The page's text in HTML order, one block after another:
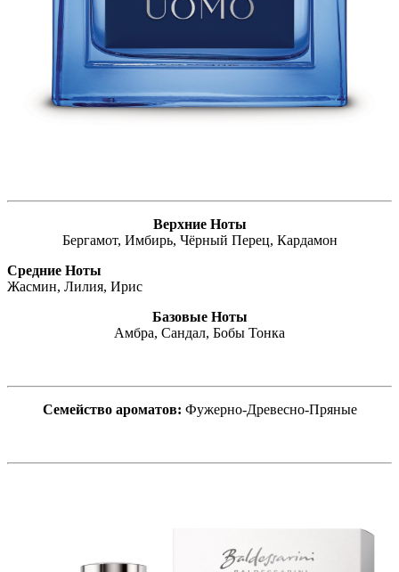
Верхние Ноты
Бергамот, Имбирь, Чёрный Перец, Кардамон
Средние Ноты
Жасмин, Лилия, Ирис
Базовые Ноты
Амбра, Сандал, Бобы Тонка
Семейство ароматов: Фужерно-Древесно-Пряные